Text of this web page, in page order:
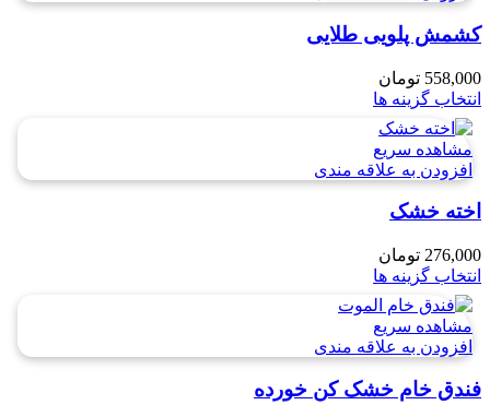
کشمش پلویی طلایی
558,000 تومان
انتخاب گزینه ها
مشاهده سریع
افزودن به علاقه مندی
اخته خشک
276,000 تومان
انتخاب گزینه ها
مشاهده سریع
افزودن به علاقه مندی
فندق خام خشک کن خورده